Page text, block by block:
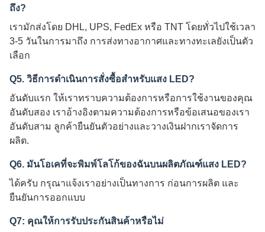
ถึง?
เรามักส่งโดย DHL, UPS, FedEx หรือ TNT โดยทั่วไปใช้เวลา
3-5 วันในการมาถึง การส่งทางอากาศและทางทะเลยังเป็นตัว
เลือก
Q5. วิธีการดําเนินการสั่งซื้อสําหรับแสง LED?
อันดับแรก ให้เราทราบความต้องการหรือการใช้งานของคุณ
อันดับสอง เราอ้างอิงตามความต้องการหรือข้อเสนอของเรา
อันดับสาม ลูกค้ายืนยันตัวอย่างและวางเงินฝากเราจัดการ
ผลิต.
Q6. มันโอเคที่จะพิมพ์โลโก้ของฉันบนผลิตภัณฑ์แสง LED?
ได้ครับ กรุณาแจ้งเราอย่างเป็นทางการ ก่อนการผลิต และ
ยืนยันการออกแบบ
Q7: คุณให้การรับประกันสินค้าหรือไม่